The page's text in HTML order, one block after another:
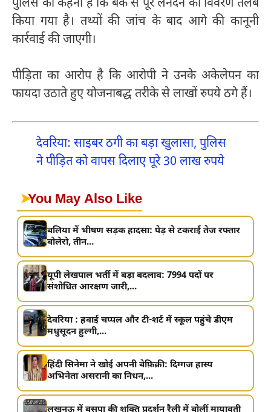
पुलिस का कहना है कि बैंक से पूरे लेनदेन का विवरण तलब
किया गया है। तथ्यों की जांच के बाद आगे की कानूनी
कार्रवाई की जाएगी।
पीड़िता का आरोप है कि आरोपी ने उनके अकेलेपन का
फायदा उठाते हुए योजनाबद्ध तरीके से लाखों रुपये ठगे हैं।
देवरिया: साइबर ठगी का बड़ा खुलासा, पुलिस
ने पीड़ित को वापस दिलाए पूरे 30 लाख रुपये
➤You May Also Like
बलिया में भीषण सड़क हादसा: पेड़ से टकराई तेज रफ्तार
बोलेरो, तीन...
यूपी लेखपाल भर्ती में बड़ा बदलाव: 7994 पदों पर
संशोधित आरक्षण जारी,...
देवरिया : हवाई चप्पल और टी-शर्ट में स्कूल पहुंचे डीएम
मधुसूदन हुल्गी,...
हिंदी सिनेमा ने खोई अपनी बेफ़िक्री: दिग्गज हास्य
अभिनेता असरानी का निधन,...